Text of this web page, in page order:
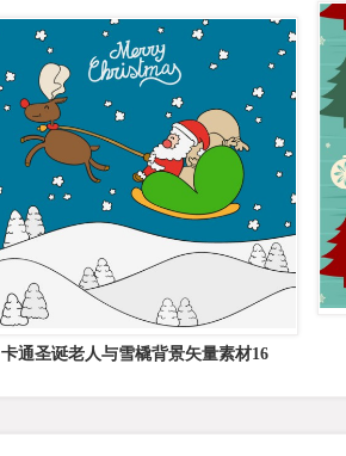
卡通圣诞老人与雪橇背景矢量素材16